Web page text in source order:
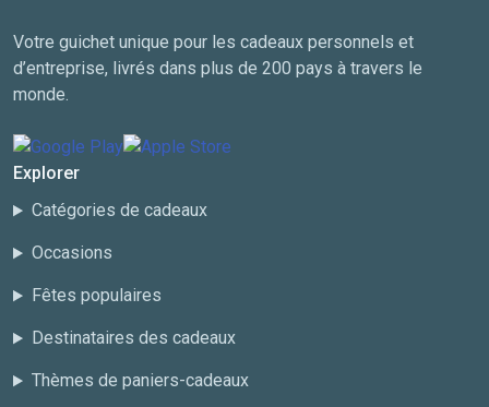
Votre guichet unique pour les cadeaux personnels et
d’entreprise, livrés dans plus de 200 pays à travers le
monde.
Explorer
Catégories de cadeaux
Occasions
Fêtes populaires
Destinataires des cadeaux
Thèmes de paniers-cadeaux